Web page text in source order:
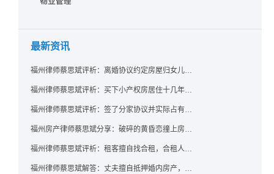
最新资讯
福州律师蔡思斌评析：离婚协议约定房屋归女儿所有，父亲去世后继母能否拒绝过户？
福州律师蔡思斌评析：买下小产权房居住十几年，卖家去世后其女儿竟起诉要求继承？
福州律师蔡思斌评析：签了分家协议并实际占有，房产就一定是囊中之物了吗？法院：只要未过户，共有权人反悔了就可撤销赠与！
福州房产律师蔡思斌分享：破碎的黄昏恋撞上房产证，给出的房子能要回吗？ 法院：参照适用《婚姻家庭编解释（二）》规定，支持恋爱中无重大过错给予方返还房屋的诉请
福州律师蔡思斌评析：租客擅自找合租，合租人在屋里自杀，房东能找租客索赔吗？
福州律师蔡思斌解答：丈夫擅自抵押婚内房产，配偶该如何维权？